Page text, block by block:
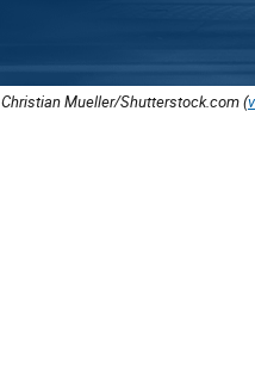
Christian Mueller/Shutterstock.com (